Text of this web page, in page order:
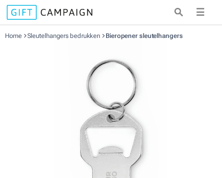
☰
Home Sleutelhangers bedrukken Bieropener sleutelhangers